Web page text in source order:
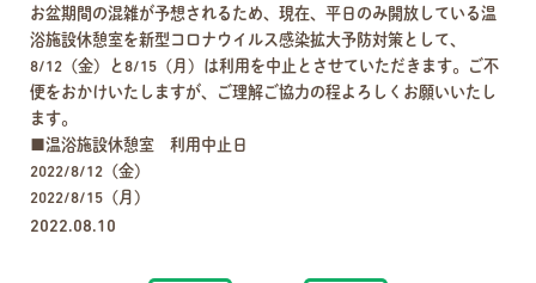
お盆期間の混雑が予想されるため、現在、平日のみ開放している温
浴施設休憩室を新型コロナウイルス感染拡大予防対策として、
8/12（金）と8/15（月）は利用を中止とさせていただきます。ご不
便をおかけいたしますが、ご理解ご協力の程よろしくお願いいたし
ます。
■温浴施設休憩室 利用中止日
2022/8/12（金）
2022/8/15（月）
2022.08.10